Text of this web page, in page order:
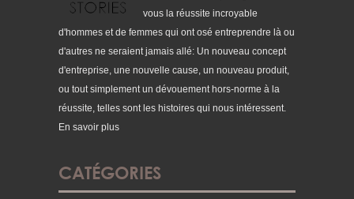
vous la réussite incroyable
d'hommes et de femmes qui ont osé entreprendre là ou
d'autres ne seraient jamais allé: Un nouveau concept
d'entreprise, une nouvelle cause, un nouveau produit,
ou tout simplement un dévouement hors-norme à la
réussite, telles sont les histoires qui nous intéressent.
En savoir plus
CATÉGORIES